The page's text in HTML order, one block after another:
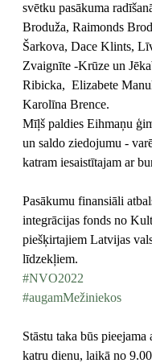
svētku pasākuma
Broduža, Raimonds
Šarkova, Dace Klints,
Zvaignīte -Krūze un
Ribicka,  Elizabete
Karolīna Brence.
Mīļš paldies Eihmaņu
un saldo ziedojumu -
katram iesaistītajam ar
Pasākumu finansiāli
integrācijas fonds no
piešķirtajiem Latvijas
līdzekļiem.
#NVO2022
#augamMežiniekos
Stāstu taka būs pieejama
katru dienu, laikā no